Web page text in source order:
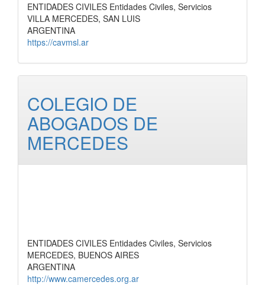
ENTIDADES CIVILES Entidades Civiles, Servicios
VILLA MERCEDES, SAN LUIS
ARGENTINA
https://cavmsl.ar
COLEGIO DE
ABOGADOS DE
MERCEDES
ENTIDADES CIVILES Entidades Civiles, Servicios
MERCEDES, BUENOS AIRES
ARGENTINA
http://www.camercedes.org.ar